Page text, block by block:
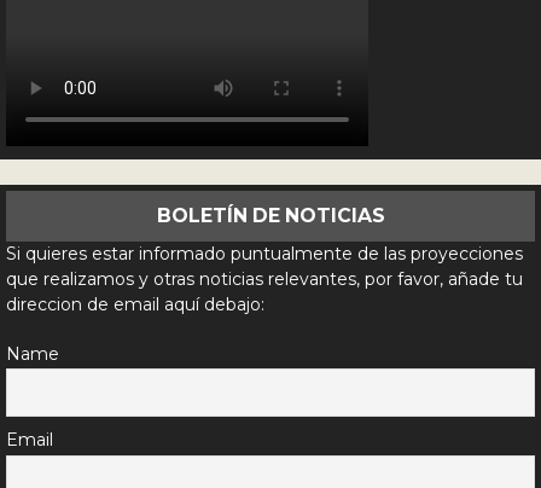
BOLETÍN DE NOTICIAS
Si quieres estar informado puntualmente de las proyecciones
que realizamos y otras noticias relevantes, por favor, añade tu
direccion de email aquí debajo:
Name
Email